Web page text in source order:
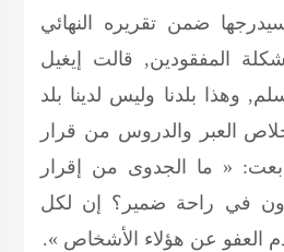
ضمن تقريره النهائي
المفقودين, قالت إيغيل
وهذا بلدنا وليس لدينا بلد
العبر والدروس من قرار
« ما الجدوى من إقرار
في راحة ضمير؟ إن لكل
العفو عن هؤلاء الأشخاص ».